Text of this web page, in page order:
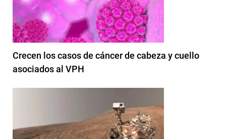
Crecen los casos de cáncer de cabeza y cuello
asociados al VPH